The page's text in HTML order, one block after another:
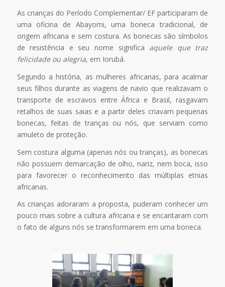
As crianças do Período Complementar/ EF participaram de
uma oficina de Abayomi, uma boneca tradicional, de
origem africana e sem costura. As bonecas são símbolos
de resistência e seu nome significa aquele que traz
felicidade ou alegria, em Iorubá.
Segundo a história, as mulheres africanas, para acalmar
seus filhos durante as viagens de navio que realizavam o
transporte de escravos entre África e Brasil, rasgavam
retalhos de suas saias e a partir deles criavam pequenas
bonecas, feitas de tranças ou nós, que serviam como
amuleto de proteção.
Sem costura alguma (apenas nós ou tranças), as bonecas
não possuem demarcação de olho, nariz, nem boca, isso
para favorecer o reconhecimento das múltiplas etnias
africanas.
As crianças adoraram a proposta, puderam conhecer um
pouco mais sobre a cultura africana e se encantaram com
o fato de alguns nós se transformarem em uma boneca.